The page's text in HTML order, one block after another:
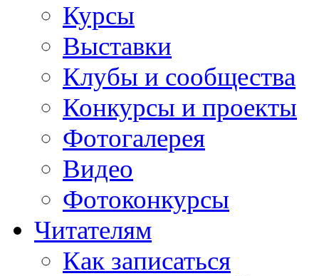
Курсы
Выставки
Клубы и сообщества
Конкурсы и проекты
Фотогалерея
Видео
Фотоконкурсы
Читателям
Как записаться